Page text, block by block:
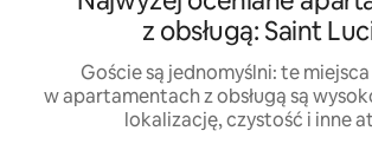
z obsługą: Saint
Goście są jednomyślni: te
w apartamentach z obsługą są
lokalizację, czystość i inne